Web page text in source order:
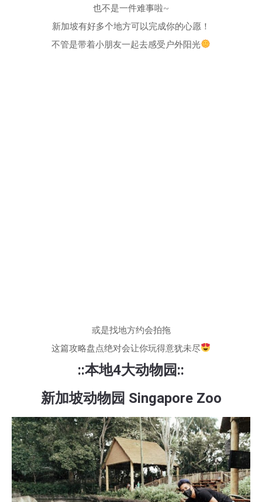
也不是一件难事啦~
新加坡有好多个地方可以完成你的心愿！
不管是带着小朋友一起去感受户外阳光
或是找地方约会拍拖
这篇攻略盘点绝对会让你玩得意犹未尽
::本地4大动物园::
新加坡动物园 Singapore Zoo